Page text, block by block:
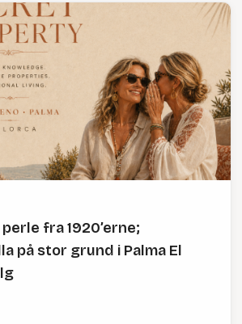
fra 1920’erne;
på stor grund i Palma El